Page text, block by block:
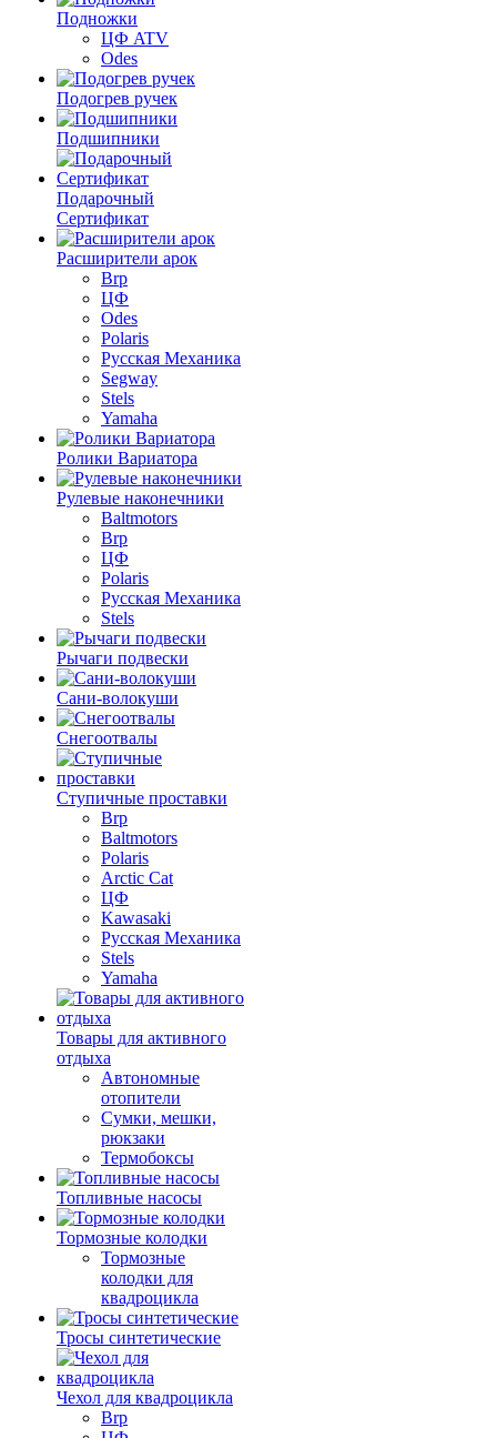
Подножки
ЦФ ATV
Odes
Подогрев ручек
Подшипники
Подарочный
Сертификат
Расширители арок
Brp
ЦФ
Odes
Polaris
Русская Механика
Segway
Stels
Yamaha
Ролики Вариатора
Рулевые наконечники
Baltmotors
Brp
ЦФ
Polaris
Русская Механика
Stels
Рычаги подвески
Сани-волокуши
Снегоотвалы
Ступичные проставки
Brp
Baltmotors
Polaris
Arctic Cat
ЦФ
Kawasaki
Русская Механика
Stels
Yamaha
Товары для активного
отдыха
Автономные
отопители
Сумки, мешки,
рюкзаки
Термобоксы
Топливные насосы
Тормозные колодки
Тормозные
колодки для
квадроцикла
Тросы синтетические
Чехол для квадроцикла
Brp